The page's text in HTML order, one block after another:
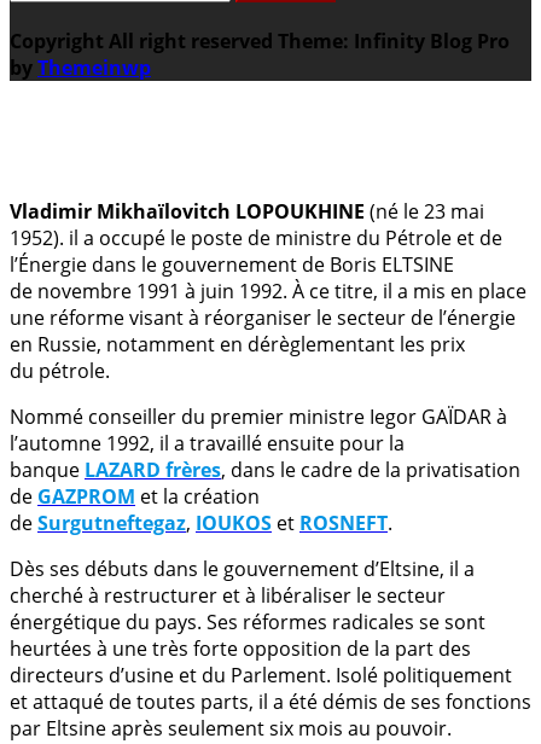
Copyright All right reserved Theme: Infinity Blog Pro
byThemeinwp
Vladimir Mikhaïlovitch LOPOUKHINE (né le 23 mai
1952). il a occupé le poste de ministre du Pétrole et de
l’Énergie dans le gouvernement de Boris ELTSINE
de novembre 1991 à juin 1992. À ce titre, il a mis en place
une réforme visant à réorganiser le secteur de l’énergie
en Russie, notamment en dérèglementant les prix
du pétrole.
Nommé conseiller du premier ministre Iegor GAÏDAR à
l’automne 1992, il a travaillé ensuite pour la
banque LAZARD frères, dans le cadre de la privatisation
de GAZPROM et la création
deSurgutneftegaz, IOUKOS et ROSNEFT.
Dès ses débuts dans le gouvernement d’Eltsine, il a
cherché à restructurer et à libéraliser le secteur
énergétique du pays. Ses réformes radicales se sont
heurtées à une très forte opposition de la part des
directeurs d’usine et du Parlement. Isolé politiquement
et attaqué de toutes parts, il a été démis de ses fonctions
par Eltsine après seulement six mois au pouvoir.